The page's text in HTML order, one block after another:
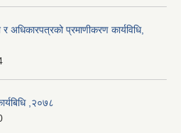
अधिकारपत्रको प्रमाणीकरण कार्यविधि,
,२०७८